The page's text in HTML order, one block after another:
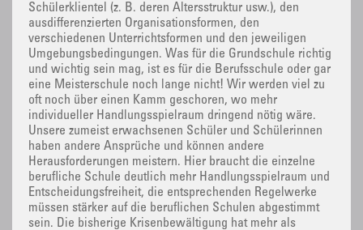
Schülerklientel (z. B. deren Altersstruktur usw.), den
ausdifferenzierten Organisationsformen, den
verschiedenen Unterrichtsformen und den jeweiligen
Umgebungsbedingungen. Was für die Grundschule richtig
und wichtig sein mag, ist es für die Berufsschule oder gar
eine Meisterschule noch lange nicht! Wir werden viel zu
oft noch über einen Kamm geschoren, wo mehr
individueller Handlungsspielraum dringend nötig wäre.
Unsere zumeist erwachsenen Schüler und Schülerinnen
haben andere Ansprüche und können andere
Herausforderungen meistern. Hier braucht die einzelne
berufliche Schule deutlich mehr Handlungsspielraum und
Entscheidungsfreiheit, die entsprechenden Regelwerke
müssen stärker auf die beruflichen Schulen abgestimmt
sein. Die bisherige Krisenbewältigung hat mehr als